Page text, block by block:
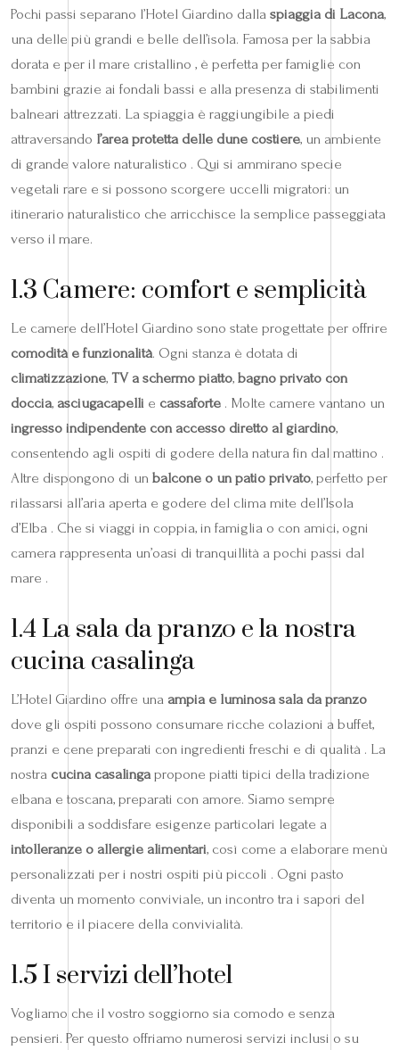
Pochi passi separano l’Hotel Giardino dalla spiaggia di Lacona,
una delle più grandi e belle dell’isola. Famosa per la sabbia
dorata e per il mare cristallino , è perfetta per famiglie con
bambini grazie ai fondali bassi e alla presenza di stabilimenti
balneari attrezzati. La spiaggia è raggiungibile a piedi
attraversando l’area protetta delle dune costiere, un ambiente
di grande valore naturalistico . Qui si ammirano specie
vegetali rare e si possono scorgere uccelli migratori: un
itinerario naturalistico che arricchisce la semplice passeggiata
verso il mare.
1.3 Camere: comfort e semplicità
Le camere dell’Hotel Giardino sono state progettate per offrire
comodità e funzionalità. Ogni stanza è dotata di
climatizzazione, TV a schermo piatto, bagno privato con
doccia, asciugacapelli e cassaforte . Molte camere vantano un
ingresso indipendente con accesso diretto al giardino,
consentendo agli ospiti di godere della natura fin dal mattino .
Altre dispongono di un balcone o un patio privato, perfetto per
rilassarsi all’aria aperta e godere del clima mite dell’Isola
d’Elba . Che si viaggi in coppia, in famiglia o con amici, ogni
camera rappresenta un’oasi di tranquillità a pochi passi dal
mare .
1.4 La sala da pranzo e la nostra
cucina casalinga
L’Hotel Giardino offre una ampia e luminosa sala da pranzo
dove gli ospiti possono consumare ricche colazioni a buffet,
pranzi e cene preparati con ingredienti freschi e di qualità . La
nostra cucina casalingapropone piatti tipici della tradizione
elbana e toscana, preparati con amore. Siamo sempre
disponibili a soddisfare esigenze particolari legate a
intolleranze o allergie alimentari, così come a elaborare menù
personalizzati per i nostri ospiti più piccoli . Ogni pasto
diventa un momento conviviale, un incontro tra i sapori del
territorio e il piacere della convivialità.
1.5 I servizi dell’hotel
Vogliamo che il vostro soggiorno sia comodo e senza
pensieri. Per questo offriamo numerosi servizi inclusi o su